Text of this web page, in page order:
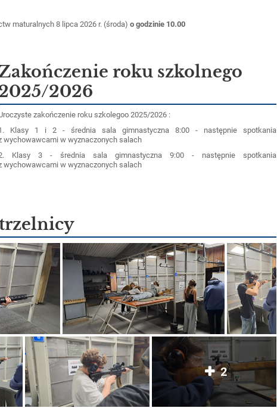
maturalnych 8 lipca 2026 r. (środa)o godzinie 10.00
roku szkolnego
2026
zakończenie roku szkolegoo 2025/2026 :
Klasy 1 i 2 - średnia sala gimnastyczna 8:00 - następnie spotkania
wychowawcami w wyznaczonych salach
Klasy 3 - średnia sala gimnastyczna 9:00 - następnie spotkania
wychowawcami w wyznaczonych salach
2